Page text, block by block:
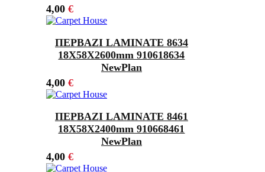
4,00 €
ΠΕΡΒΑΖΙ LAMINATE 8634
18Χ58X2600mm 910618634
NewPlan
4,00 €
ΠΕΡΒΑΖΙ LAMINATE 8461
18Χ58X2400mm 910668461
NewPlan
4,00 €